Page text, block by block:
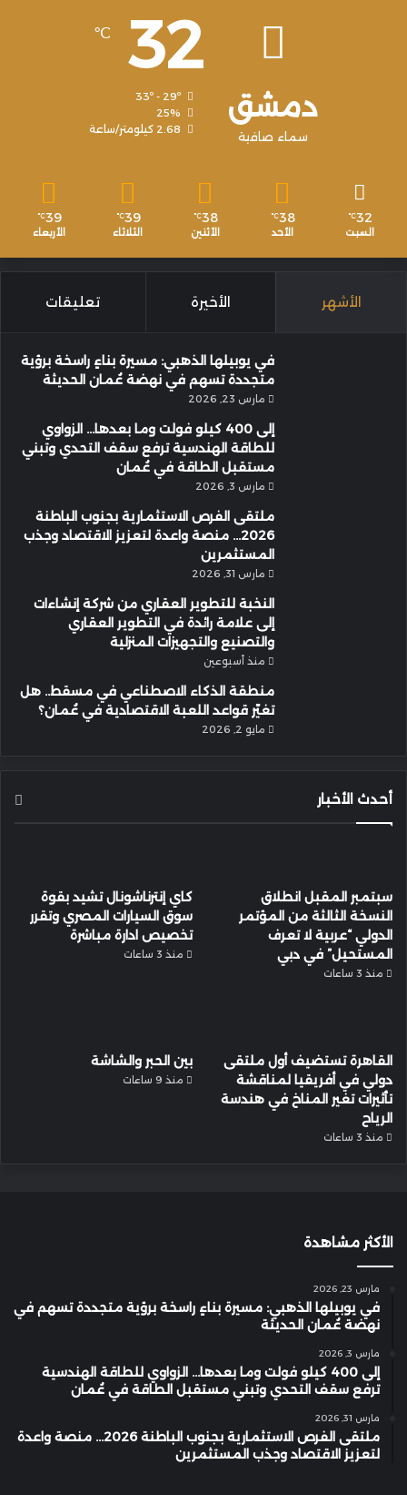
دمشق
سماء صافية
32
℃
25%
2.68 كيلومتر/ساعة
32
℃
السبت
38
℃
الأحد
38
℃
الأثنين
39
℃
الثلاثاء
39
℃
الأربعاء
الأشهر الأخيرة تعليقات
في يوبيلها الذهبي: مسيرة بناءٍ راسخة برؤية
متجددة تسهم في نهضة عُمان الحديثة
مارس 23, 2026
إلى 400 كيلو فولت وما بعدها… الزواوي
للطاقة الهندسية ترفع سقف التحدي وتبني
مستقبل الطاقة في عُمان
مارس 3, 2026
ملتقى الفرص الاستثمارية بجنوب الباطنة
2026… منصة واعدة لتعزيز الاقتصاد وجذب
المستثمرين
مارس 31, 2026
النخبة للتطوير العقاري من شركة إنشاءات
إلى علامة رائدة في التطوير العقاري
والتصنيع والتجهيزات المنزلية
منذ أسبوعين
منطقة الذكاء الاصطناعي في مسقط.. هل
تغيّر قواعد اللعبة الاقتصادية في عُمان؟
مايو 2, 2026
أحدث الأخبار
سبتمبر المقبل انطلاق
النسخة الثالثة من المؤتمر
الدولي “عربية لا تعرف
المستحيل” في دبي
منذ 3 ساعات
كاي إنترناشونال تشيد بقوة
سوق السيارات المصري وتقرر
تخصيص ادارة مباشرة
منذ 3 ساعات
القاهرة تستضيف أول ملتقى
دولي في أفريقيا لمناقشة
تأثيرات تغير المناخ في هندسة
الرياح
منذ 3 ساعات
بين الحبر والشاشة
منذ 9 ساعات
الأكثر مشاهدة
مارس 23, 2026
في يوبيلها الذهبي: مسيرة بناءٍ راسخة برؤية متجددة تسهم في
نهضة عُمان الحديثة
مارس 3, 2026
إلى 400 كيلو فولت وما بعدها… الزواوي للطاقة الهندسية
ترفع سقف التحدي وتبني مستقبل الطاقة في عُمان
مارس 31, 2026
ملتقى الفرص الاستثمارية بجنوب الباطنة 2026… منصة واعدة
لتعزيز الاقتصاد وجذب المستثمرين